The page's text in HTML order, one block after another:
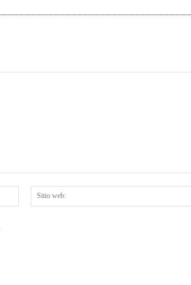
Correo
electrónico:*